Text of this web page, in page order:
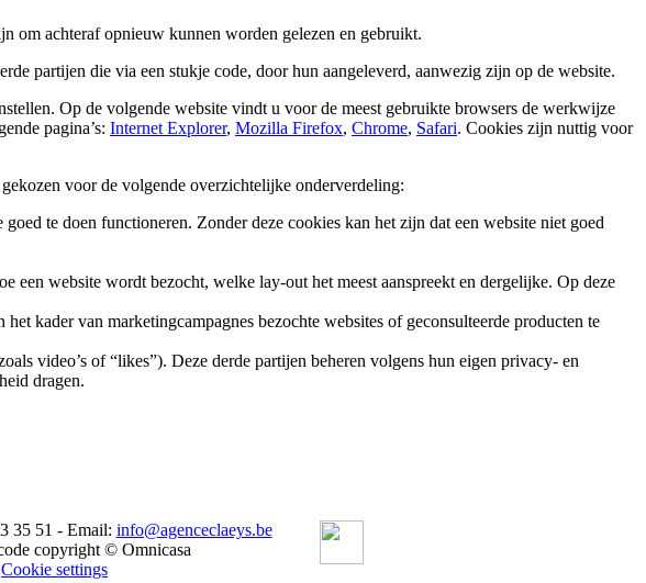
om achteraf opnieuw kunnen worden gelezen en gebruikt.
partijen die via een stukje code, door hun aangeleverd, aanwezig zijn op de website.
Op de volgende website vindt u voor de meest gebruikte browsers de werkwijze
pagina’s: Internet Explorer, Mozilla Firefox, Chrome, Safari. Cookies zijn nuttig voor
voor de volgende overzichtelijke onderverdeling:
te doen functioneren. Zonder deze cookies kan het zijn dat een website niet goed
een website wordt bezocht, welke lay-out het meest aanspreekt en dergelijke. Op deze
kader van marketingcampagnes bezochte websites of geconsulteerde producten te
video’s of “likes”). Deze derde partijen beheren volgens hun eigen privacy- en
dragen.
35 51 - Email: info@agenceclaeys.be
copyright © Omnicasa
Cookie settings